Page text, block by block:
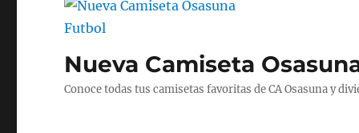
Nueva Camiseta
Conoce todas tus camisetas favoritas de CA Osasuna y